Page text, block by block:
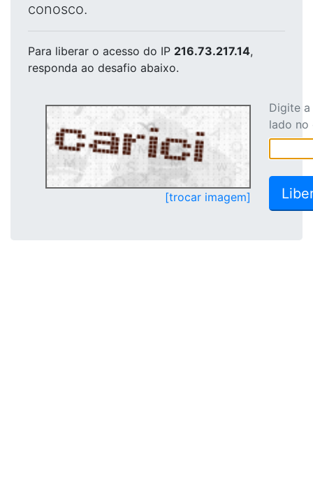
conosco.
Para liberar o acesso do IP 216.73.217.14,
responda ao desafio abaixo.
[trocar imagem]
Digite
lado no